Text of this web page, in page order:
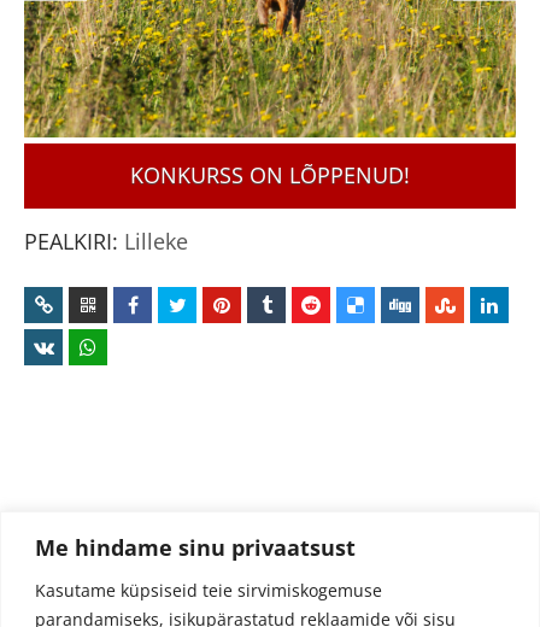
Me hindame sinu privaatsust
Kasutame küpsiseid teie sirvimiskogemuse
parandamiseks, isikupärastatud reklaamide või sisu
KONKURSS ON LÕPPENUD!
PEALKIRI: Lilleke